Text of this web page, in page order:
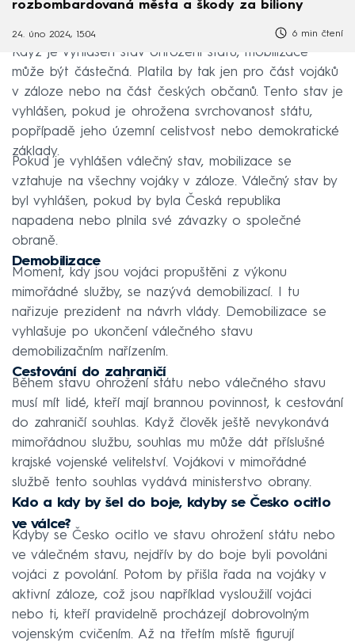
rozbombardovaná města a škody za biliony
24. úno 2024, 15:04 6 min čtení
Když je vyhlášen stav ohrožení státu, mobilizace
může být částečná. Platila by tak jen pro část vojáků
v záloze nebo na část českých občanů. Tento stav je
vyhlášen, pokud je ohrožena svrchovanost státu,
popřípadě jeho územní celistvost nebo demokratické
základy.
Pokud je vyhlášen válečný stav, mobilizace se
vztahuje na všechny vojáky v záloze. Válečný stav by
byl vyhlášen, pokud by byla Česká republika
napadena nebo plnila své závazky o společné
obraně.
Demobilizace
Moment, kdy jsou vojáci propuštěni z výkonu
mimořádné služby, se nazývá demobilizací. I tu
nařizuje prezident na návrh vlády. Demobilizace se
vyhlašuje po ukončení válečného stavu
demobilizačním nařízením.
Cestování do zahraničí
Během stavu ohrožení státu nebo válečného stavu
musí mít lidé, kteří mají brannou povinnost, k cestování
do zahraničí souhlas. Když člověk ještě nevykonává
mimořádnou službu, souhlas mu může dát příslušné
krajské vojenské velitelství. Vojákovi v mimořádné
službě tento souhlas vydává ministerstvo obrany.
Kdo a kdy by šel do boje, kdyby se Česko ocitlo
ve válce?
Kdyby se Česko ocitlo ve stavu ohrožení státu nebo
ve válečném stavu, nejdřív by do boje byli povoláni
vojáci z povolání. Potom by přišla řada na vojáky v
aktivní záloze, což jsou například vysloužilí vojáci
nebo ti, kteří pravidelně procházejí dobrovolným
vojenským cvičením. Až na třetím místě figurují